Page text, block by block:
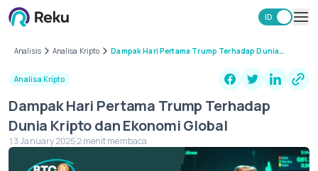
EN
ID
Learning Hub
Keamanan
Biaya
Lainnya
Analisis Analisa Kripto
Dampak Hari Pertama Trump Terhadap Dunia
Analisa Kripto
Dampak Hari Pertama Trump Terhadap
Dunia Kripto dan Ekonomi Global
13 January 20252 menit membaca